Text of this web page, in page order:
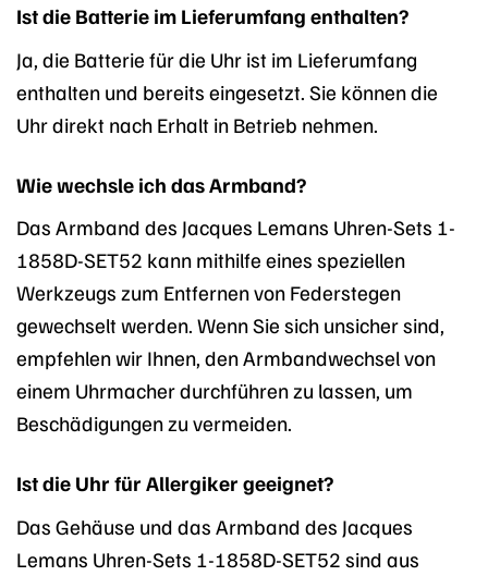
Ist die Batterie im Lieferumfang enthalten?
Ja, die Batterie für die Uhr ist im Lieferumfang
enthalten und bereits eingesetzt. Sie können die
Uhr direkt nach Erhalt in Betrieb nehmen.
Wie wechsle ich das Armband?
Das Armband des Jacques Lemans Uhren-Sets 1-
1858D-SET52 kann mithilfe eines speziellen
Werkzeugs zum Entfernen von Federstegen
gewechselt werden. Wenn Sie sich unsicher sind,
empfehlen wir Ihnen, den Armbandwechsel von
einem Uhrmacher durchführen zu lassen, um
Beschädigungen zu vermeiden.
Ist die Uhr für Allergiker geeignet?
Das Gehäuse und das Armband des Jacques
Lemans Uhren-Sets 1-1858D-SET52 sind aus